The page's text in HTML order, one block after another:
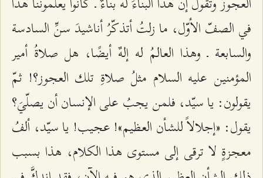
في الصفّ الأوّل، ما زلتُ أتذكّرُ أناشيدَ سنِّ السادسة
والسابعة ـ وهذا العالمُ له إلهٌ أيضًا، هل صلاةُ أمير
المؤمنين عليه السلام مثلُ صلاةِ تلك العجوز؟! ثمّ
يقولون: يا سيّد، فلمن يجبُ على الإنسان أن يصلّيَ؟
يقول: «إجلالاً للشأن العظيم»! عجيب! يا سيّد، ألفُ
معجزةٍ لا ترقى إلى مستوى هذا الكلام، هذا بسبب